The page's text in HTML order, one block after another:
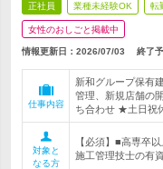
正社員 業種未経験OK 転
女性のおしごと掲載中
情報更新日：2026/07/03 終了
仕事内容
新和グループ保有
管理、新規店舗の
ち合わせ ★土日祝
対象と
なる方
【必須】■高専卒
施工管理技士の有